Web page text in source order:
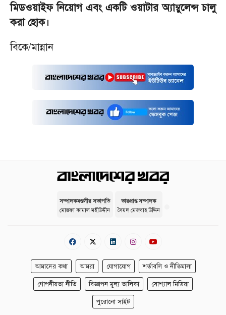
মিডওয়াইফ নিয়োগ এবং একটি ওয়াটার অ্যাম্বুলেন্স চালু
করা হোক।
বিকে/মান্নান
সম্পাদকমণ্ডলীর সভাপতি
মোস্তফা কামাল মহীউদ্দীন
ভারপ্রাপ্ত সম্পাদক
সৈয়দ মেজবাহ উদ্দিন
আমাদের কথা আমরা যোগাযোগ শর্তাবলি ও নীতিমালা
গোপনীয়তা নীতি বিজ্ঞাপন মূল্য তালিকা সোশ্যাল মিডিয়া
পুরোনো সাইট